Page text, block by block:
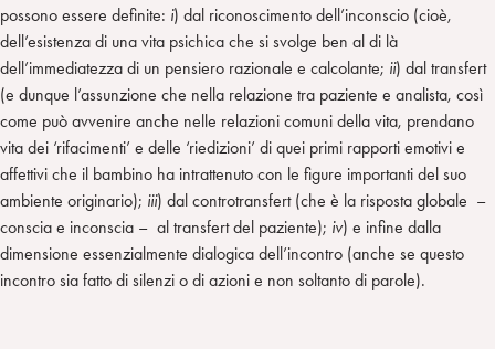
possono essere definite: i) dal riconoscimento dell’inconscio (cioè,
dell’esistenza di una vita psichica che si svolge ben al di là
dell’immediatezza di un pensiero razionale e calcolante; ii) dal transfert
(e dunque l’assunzione che nella relazione tra paziente e analista, così
come può avvenire anche nelle relazioni comuni della vita, prendano
vita dei ‘rifacimenti’ e delle ‘riedizioni’ di quei primi rapporti emotivi e
affettivi che il bambino ha intrattenuto con le figure importanti del suo
ambiente originario); iii) dal controtransfert (che è la risposta globale –
conscia e inconscia – al transfert del paziente); iv) e infine dalla
dimensione essenzialmente dialogica dell’incontro (anche se questo
incontro sia fatto di silenzi o di azioni e non soltanto di parole).